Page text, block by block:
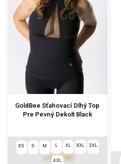
GoldBee Sťahovací Dlhý Top
Pre Pevný Dekolt Black
€77,90
XS S M L XL XXL 3XL
4XL